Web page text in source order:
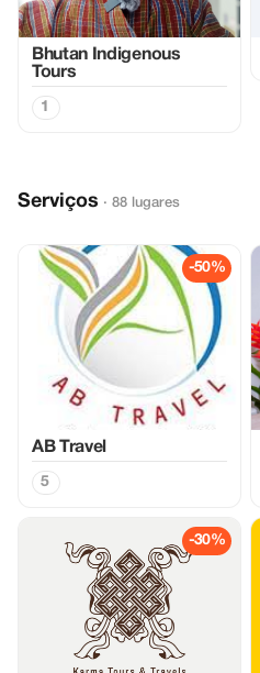
Bhutan Indigenous
Tours
1
Serviços · 88 lugares
-50%
AB Travel
5
-30%